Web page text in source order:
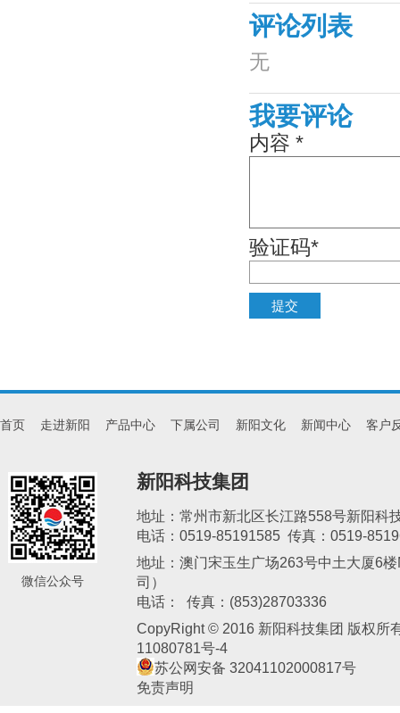
评论列表
无
我要评论
内容 *
验证码*
首页 走进新阳 产品中心 下属公司 新阳文化 新闻中心 客户
微信公众号
新阳科技集团
地址：常州市新北区长江路558号新阳科
电话：0519-85191585 传真：0519-
地址：澳门宋玉生广场263号中土大厦6
司）
电话： 传真：(853)28703336
CopyRight © 2016 新阳科技集团 版权所
11080781号-4
苏公网安备 32041102000817号
免责声明
新阳电子交易中心